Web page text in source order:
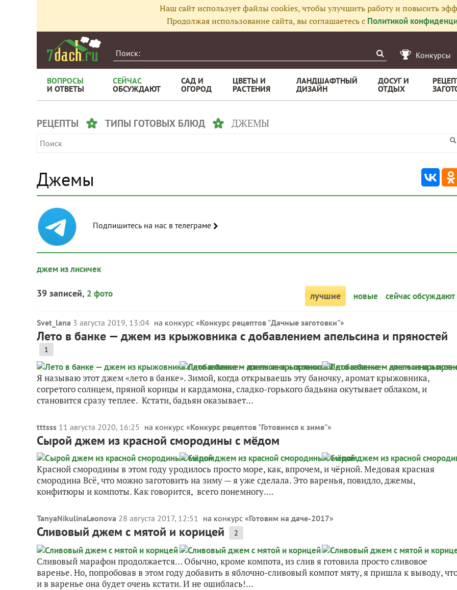
Наш сайт использует файлы cookies, чтобы улучшить работу и повысить
Продолжая использование сайта, вы соглашаетесь с Политикой
Конкурсы
ВОПРОСЫ
И ОТВЕТЫ
СЕЙЧАС
ОБСУЖДАЮТ
САД И
ОГОРОД
ЦВЕТЫ И
РАСТЕНИЯ
ЛАНДШАФТНЫЙ
ДИЗАЙН
ДОСУГ И
ОТДЫХ
РЕЦЕПТЫ ТИПЫ ГОТОВЫХ БЛЮД ДЖЕМЫ
Джемы
Подпишитесь на нас в телеграме
джем из лисичек
39 записей, 2 фото лучшие новые сейчас обсуждают
Svet_lana 3 августа 2019, 13:04 на конкурс «Конкурс рецептов "Дачные заготовки"»
Лето в банке — джем из крыжовника с добавлением апельсина и пряностей
1
Я называю этот джем «лето в банке». Зимой, когда открываешь эту баночку, аромат крыжовника,
согретого солнцем, пряной корицы и кардамона, сладко-горького бадьяна окутывает облаком, и
становится сразу теплее. Кстати, бадьян оказывает...
tttsss 11 августа 2020, 16:25 на конкурс «Конкурс рецептов "Готовимся к зиме"»
Сырой джем из красной смородины с мёдом
Красной смородины в этом году уродилось просто море, как, впрочем, и чёрной. Медовая красная
смородина Всё, что можно заготовить на зиму — я уже сделала. Это варенья, повидло, джемы,
конфитюры и компоты. Как говорится, всего понемногу....
TanyaNikulinaLeonova 28 августа 2017, 12:51 на конкурс «Готовим на даче-2017»
Сливовый джем с мятой и корицей 2
Сливовый марафон продолжается… Обычно, кроме компота, из слив я готовила просто сливовое
варенье. Но, попробовав в этом году добавить в яблочно-сливовый компот мяту, я пришла к выводу,
и в варенье она будет очень кстати. И не ошиблась!...